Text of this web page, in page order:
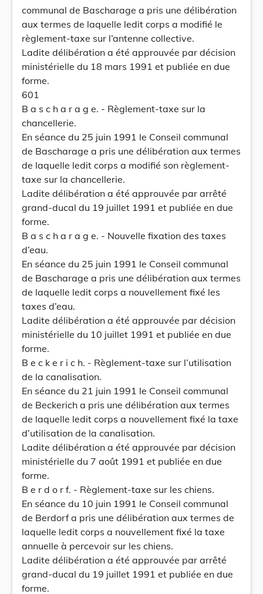
communal de Bascharage a pris une délibération
aux termes de laquelle ledit corps a modifié le
règlement-taxe sur l’antenne collective.
Ladite délibération a été approuvée par décision
ministérielle du 18 mars 1991 et publiée en due
forme.
601
B a s c h a r a g e. - Règlement-taxe sur la
chancellerie.
En séance du 25 juin 1991 le Conseil communal
de Bascharage a pris une délibération aux termes
de laquelle ledit corps a modifié son règlement-
taxe sur la chancellerie.
Ladite délibération a été approuvée par arrêté
grand-ducal du 19 juillet 1991 et publiée en due
forme.
B a s c h a r a g e. - Nouvelle fixation des taxes
d’eau.
En séance du 25 juin 1991 le Conseil communal
de Bascharage a pris une délibération aux termes
de laquelle ledit corps a nouvellement fixé les
taxes d’eau.
Ladite délibération a été approuvée par décision
ministérielle du 10 juillet 1991 et publiée en due
forme.
B e c k e r i c h. - Règlement-taxe sur l’utilisation
de la canalisation.
En séance du 21 juin 1991 le Conseil communal
de Beckerich a pris une délibération aux termes
de laquelle ledit corps a nouvellement fixé la taxe
d’utilisation de la canalisation.
Ladite délibération a été approuvée par décision
ministérielle du 7 août 1991 et publiée en due
forme.
B e r d o r f. - Règlement-taxe sur les chiens.
En séance du 10 juin 1991 le Conseil communal
de Berdorf a pris une délibération aux termes de
laquelle ledit corps a nouvellement fixé la taxe
annuelle à percevoir sur les chiens.
Ladite délibération a été approuvée par arrêté
grand-ducal du 19 juillet 1991 et publiée en due
forme.